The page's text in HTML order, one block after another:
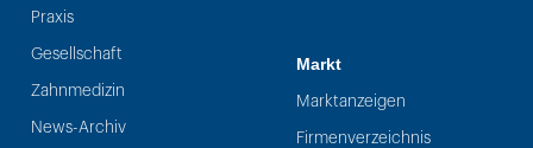
Praxis
Gesellschaft
Zahnmedizin
News-Archiv
Markt
Marktanzeigen
Firmenverzeichnis